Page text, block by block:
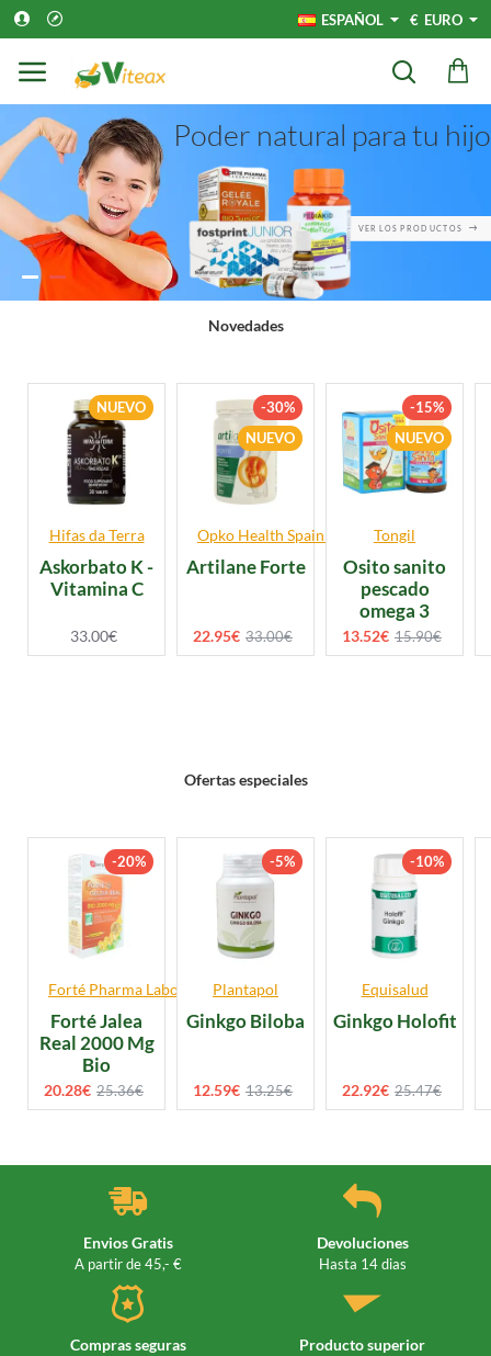
Viteax.com ESPAÑOL € EURO
Poder natural para tu hijo
VER LOS PRODUCTOS
Novedades
NUEVO
Hifas da Terra
Askorbato K -
Vitamina C
33.00€
NUEVO
-30%
Opko Health Spain S.L.U.
Artilane Forte
22.95€ 33.00€
NUEVO
-15%
Tongil
Osito sanito
pescado
omega 3
13.52€ 15.90€
Ofertas especiales
-20%
Forté Pharma Laboratories
Forté Jalea
Real 2000 Mg
Bio
20.28€ 25.36€
-5%
Plantapol
Ginkgo Biloba
12.59€ 13.25€
-10%
Equisalud
Ginkgo Holofit
22.92€ 25.47€
Envios Gratis
A partir de 45,- €
Devoluciones
Hasta 14 dias
Compras seguras Producto superior